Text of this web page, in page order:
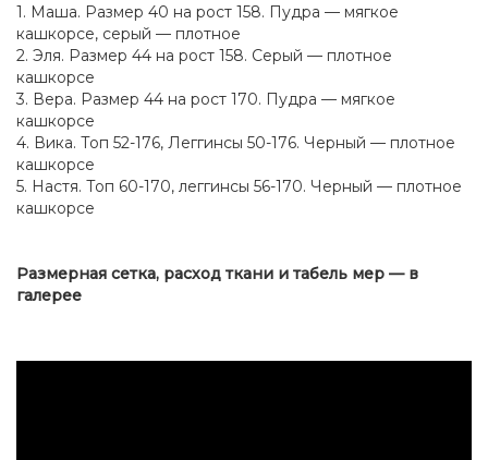
1. Маша. Размер 40 на рост 158. Пудра — мягкое
кашкорсе, серый — плотное
2. Эля. Размер 44 на рост 158. Серый — плотное
кашкорсе
3. Вера. Размер 44 на рост 170. Пудра — мягкое
кашкорсе
4. Вика. Топ 52-176, Леггинсы 50-176. Черный — плотное
кашкорсе
5. Настя. Топ 60-170, леггинсы 56-170. Черный — плотное
кашкорсе
Размерная сетка, расход ткани и табель мер — в
галерее